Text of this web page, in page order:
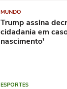
MUNDO
Trump assina
cidadania em
nascimento'
ESPORTES